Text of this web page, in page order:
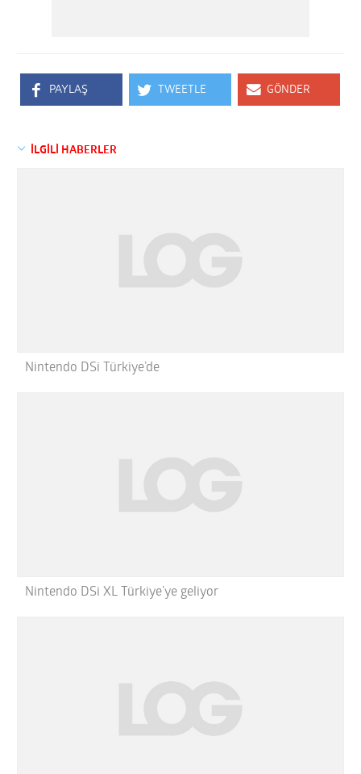
PAYLAŞ TWEETLE GÖNDER
İLGİLİ HABERLER
Nintendo DSi Türkiye’de
Nintendo DSi XL Türkiye’ye geliyor